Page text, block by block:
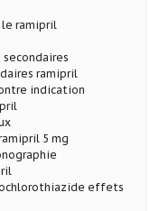
ramipril
ramipril
indication
5 mg
effets